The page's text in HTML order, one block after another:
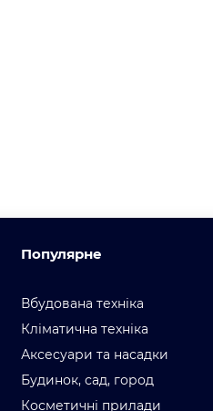
Популярне
Вбудована техніка
Кліматична техніка
Аксесуари та насадки
Будинок, сад, город
Косметичні прилади